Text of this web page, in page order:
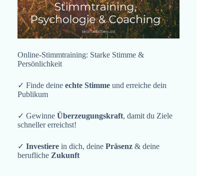
Online-Stimmtraining: Starke Stimme &
Persönlichkeit
✓ Finde deine echte Stimme und erreiche dein
Publikum
✓ Gewinne Überzeugungskraft, damit du Ziele
schneller erreichst!
✓ Investiere in dich, deine Präsenz & deine
berufliche Zukunft